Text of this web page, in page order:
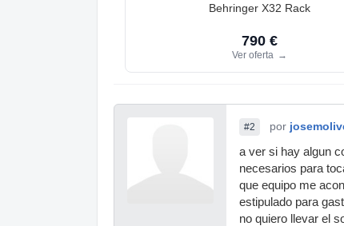
Behringer X32 Rack
790 €
Ver oferta →
#2 por
a ver si hay algun
necesarios para
que equipo me
estipulado para
no quiero llevar el